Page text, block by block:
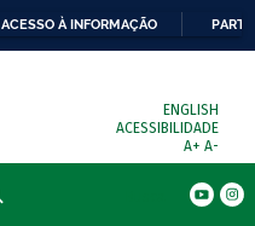
ACESSO À INFORMAÇÃO
ENGLISH
ACESSIBILIDADE
A+ A-